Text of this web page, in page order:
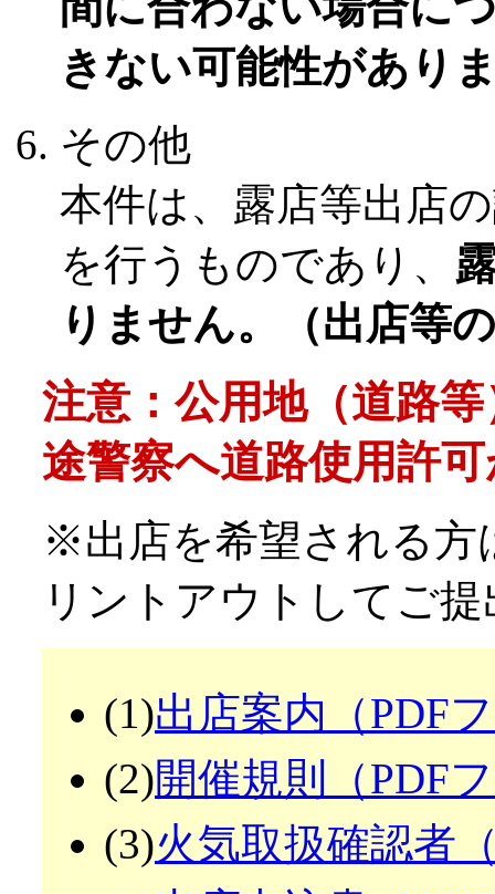
きない可能性があり
その他
本件は、露店等出店
を行うものであり、
りません。（出店等
注意：公用地（道路
途警察へ道路使用許
※出店を希望される方
リントアウトしてご
(1)出店案内（PDF
(2)開催規則（PDF
(3)火気取扱確認者